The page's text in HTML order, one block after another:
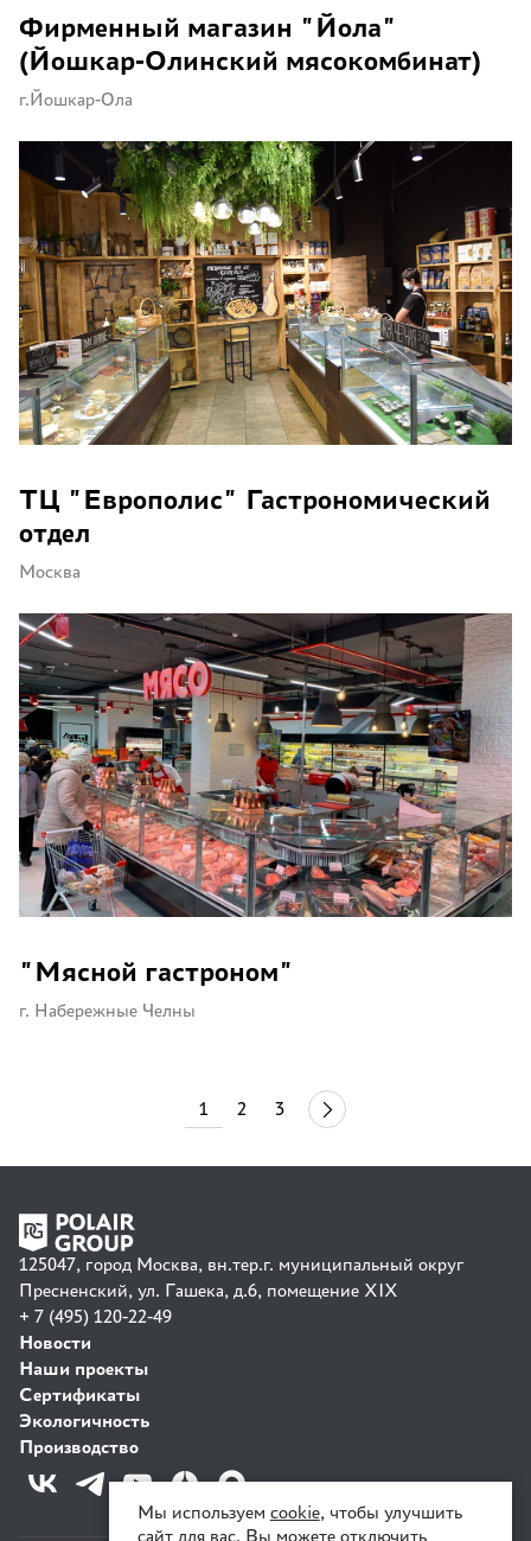
Фирменный магазин "Йола"
(Йошкар-Олинский мясокомбинат)
г.Йошкар-Ола
ТЦ "Европолис" Гастрономический
отдел
Москва
"Мясной гастроном"
г. Набережные Челны
1 2
3
125047, город Москва, вн.тер.г. муниципальный округ
Пресненский, ул. Гашека, д.6, помещение XIX
+ 7 (495) 120-22-49
Новости
Наши проекты
Сертификаты
Экологичность
Производство
Мы используем cookie, чтобы улучшить
сайт для вас. Вы можете отключить